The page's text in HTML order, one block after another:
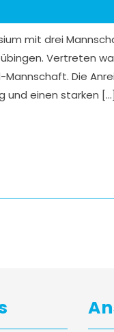
mit drei
Vertreten
Mannschaft. Die
und einen starken […]